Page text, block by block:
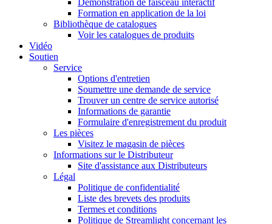
Démonstration de faisceau interactif
Formation en application de la loi
Bibliothèque de catalogues
Voir les catalogues de produits
Vidéo
Soutien
Service
Options d'entretien
Soumettre une demande de service
Trouver un centre de service autorisé
Informations de garantie
Formulaire d'enregistrement du produit
Les pièces
Visitez le magasin de pièces
Informations sur le Distributeur
Site d'assistance aux Distributeurs
Légal
Politique de confidentialité
Liste des brevets des produits
Termes et conditions
Politique de Streamlight concernant les